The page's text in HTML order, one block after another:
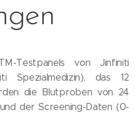
Testpanels von Jinfiniti
Spezialmedizin), das 12
die Blutproben von 24
der Screening-Daten (0-